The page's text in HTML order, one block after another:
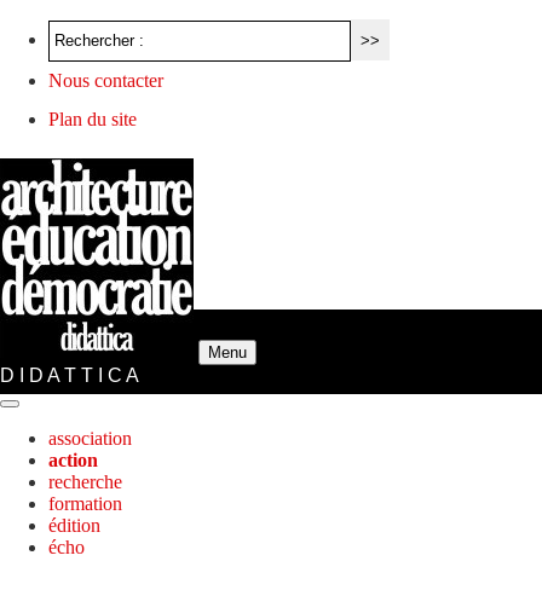
Nous contacter
Plan du site
Menu
D I D A T T I C A
association
action
recherche
formation
édition
écho